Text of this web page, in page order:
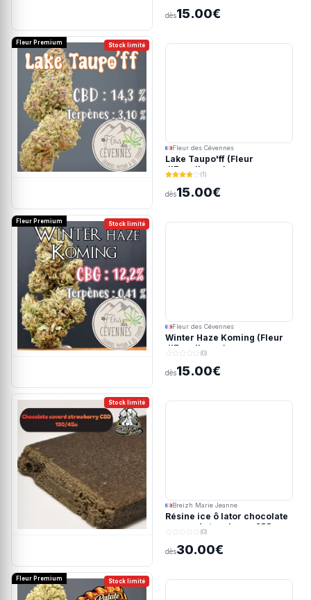
dès15.00€
Stock limité
Fleur Premium
Fleur des Cévennes
Lake Taupo'ff (Fleur
d'Excellence)
(1)
dès15.00€
Stock limité
Fleur Premium
Fleur des Cévennes
Winter Haze Koming (Fleur
d'Excellence)
(0)
dès15.00€
Stock limité
Breizh Marie Jeanne
Résine ice ô lator chocolate
covered strawberry CBD
(0)
dès30.00€
Stock limité
Fleur Premium